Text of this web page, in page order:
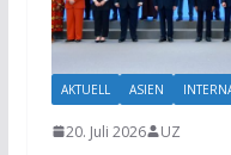
AKTUELL ASIEN
20. Juli 2026 UZ